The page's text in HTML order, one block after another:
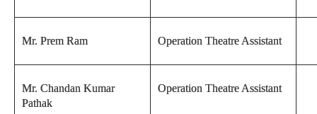
Mr. Prem Ram Operation Theatre Assistant
Mr. Chandan Kumar
Pathak
Operation Theatre Assistant